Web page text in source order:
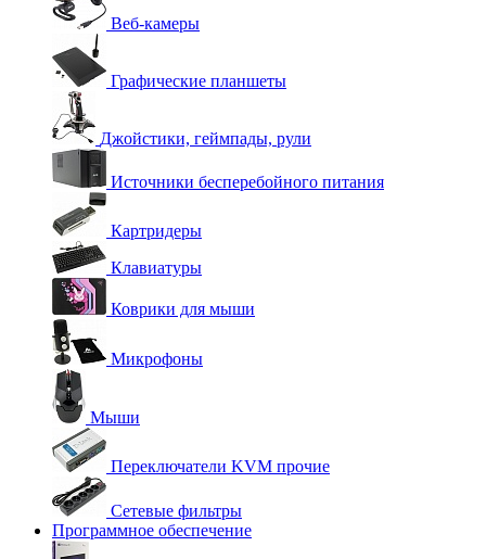
Веб-камеры
Графические планшеты
Джойстики, геймпады, рули
Источники бесперебойного питания
Картридеры
Клавиатуры
Коврики для мыши
Микрофоны
Мыши
Переключатели KVM прочие
Сетевые фильтры
Программное обеспечение